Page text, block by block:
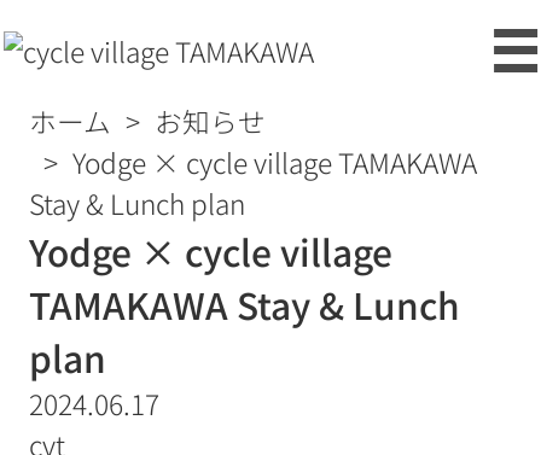
ホーム
お知らせ
Yodge × cycle village TAMAKAWA
Stay & Lunch plan
Yodge × cycle village
TAMAKAWA Stay & Lunch
plan
2024.06.17
cvt